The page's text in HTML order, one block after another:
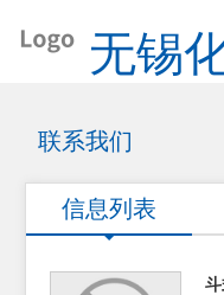
无锡
联系我们
信息列表